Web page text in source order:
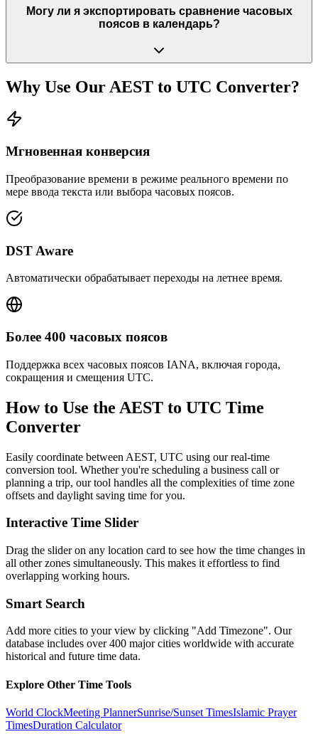
Могу ли я экспортировать сравнение часовых
поясов в календарь?
Why Use Our AEST to UTC Converter?
Мгновенная конверсия
Преобразование времени в режиме реального времени по
мере ввода текста или выбора часовых поясов.
DST Aware
Автоматически обрабатывает переходы на летнее время.
Более 400 часовых поясов
Поддержка всех часовых поясов IANA, включая города,
сокращения и смещения UTC.
How to Use the AEST to UTC Time
Converter
Easily coordinate between AEST, UTC using our real-time
conversion tool. Whether you're scheduling a business call or
planning a trip, our tool handles all the complexities of time zone
offsets and daylight saving time for you.
Interactive Time Slider
Drag the slider on any location card to see how the time changes in
all other zones simultaneously. This makes it effortless to find
overlapping working hours.
Smart Search
Add more cities to your view by clicking "Add Timezone". Our
database includes over 400 major cities worldwide with accurate
historical and future time data.
Explore Other Time Tools
World ClockMeeting PlannerSunrise/Sunset TimesIslamic Prayer
TimesDuration Calculator